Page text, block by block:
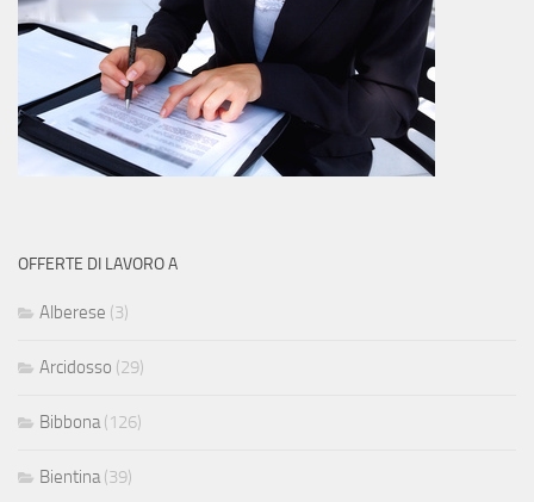
OFFERTE DI LAVORO A
Alberese (3)
Arcidosso (29)
Bibbona (126)
Bientina (39)